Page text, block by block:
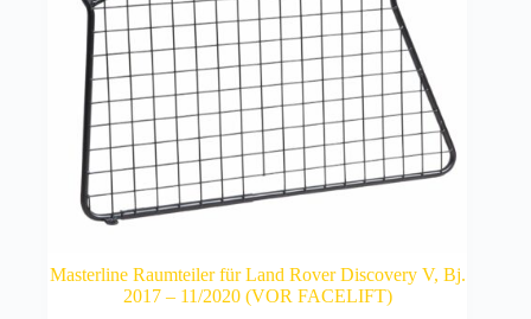
Masterline Raumteiler für Land Rover Discovery V, Bj.
2017 – 11/2020 (VOR FACELIFT)